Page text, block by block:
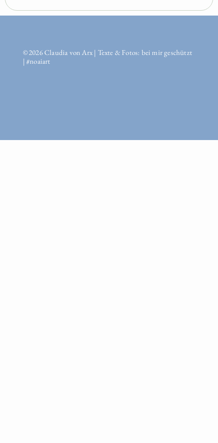
© 2026 Claudia von Arx | Texte & Fotos: bei mir geschützt
| #noaiart